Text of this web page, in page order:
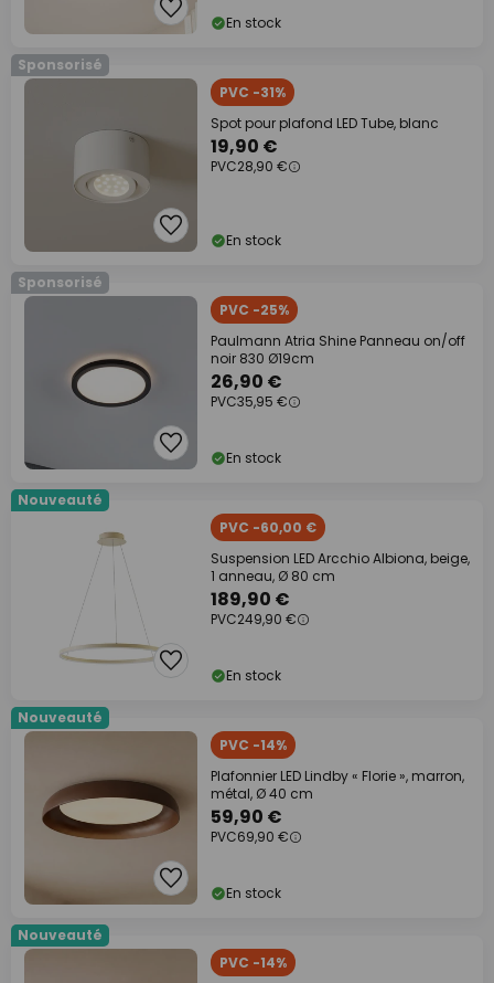
En stock
Sponsorisé
PVC -31%
Spot pour plafond LED Tube, blanc
19,90 €
PVC28,90 €
En stock
Sponsorisé
PVC -25%
Paulmann Atria Shine Panneau on/off
noir 830 Ø19cm
26,90 €
PVC35,95 €
En stock
Nouveauté
PVC -60,00 €
Suspension LED Arcchio Albiona, beige,
1 anneau, Ø 80 cm
189,90 €
PVC249,90 €
En stock
Nouveauté
PVC -14%
Plafonnier LED Lindby « Florie », marron,
métal, Ø 40 cm
59,90 €
PVC69,90 €
En stock
Nouveauté
PVC -14%